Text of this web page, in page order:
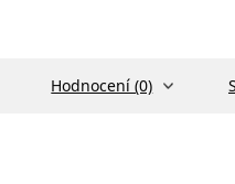
Hodnocení (0)